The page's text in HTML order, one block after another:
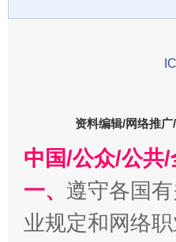
东山县通报“牛蛙产品抗生
资料编辑/网络推广
中国/公众/公共
一、 遵守各国
业规定和网络